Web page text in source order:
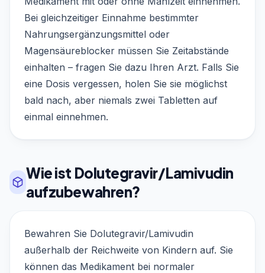
Bei gleichzeitiger Einnahme bestimmter
Nahrungsergänzungsmittel oder
Magensäureblocker müssen Sie Zeitabstände
einhalten – fragen Sie dazu Ihren Arzt. Falls Sie
eine Dosis vergessen, holen Sie sie möglichst
bald nach, aber niemals zwei Tabletten auf
einmal einnehmen.
Wie ist Dolutegravir/Lamivudin
aufzubewahren?
Bewahren Sie Dolutegravir/Lamivudin
außerhalb der Reichweite von Kindern auf. Sie
können das Medikament bei normaler